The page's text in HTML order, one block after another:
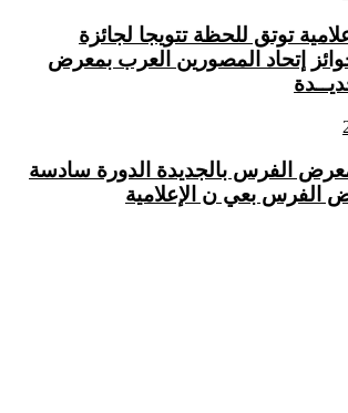
توتق للحظة تتويجا لجائزة
إتحاد المصورين العرب بمعرض
الفرس بالجديدة الدورة سادسة
بعي ن الإعلامية